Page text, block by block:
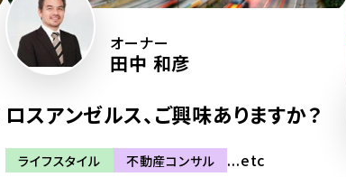
オーナー
田中 和彦
ロスアンゼルス、ご興味ありますか？
ライフスタイル 不動産コンサル ...etc